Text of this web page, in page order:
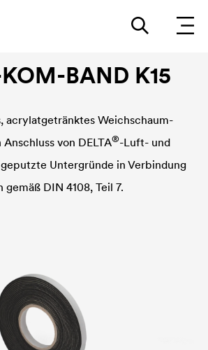
BAND K15
acrylatgetränktes Weichschaum-
von DELTA®-Luft- und
Untergründe in Verbindung
DIN 4108, Teil 7.